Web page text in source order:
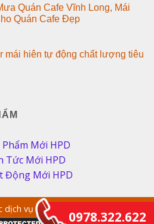
Quán Cafe Vĩnh Long, Mái
Quán Cafe Đẹp
mái hiên tự động chất lượng tiêu
Phẩm Mới HPD
Tức Mới HPD
Động Mới HPD
0978.322.622
dịch vụ > Thi công bạt lót hồ